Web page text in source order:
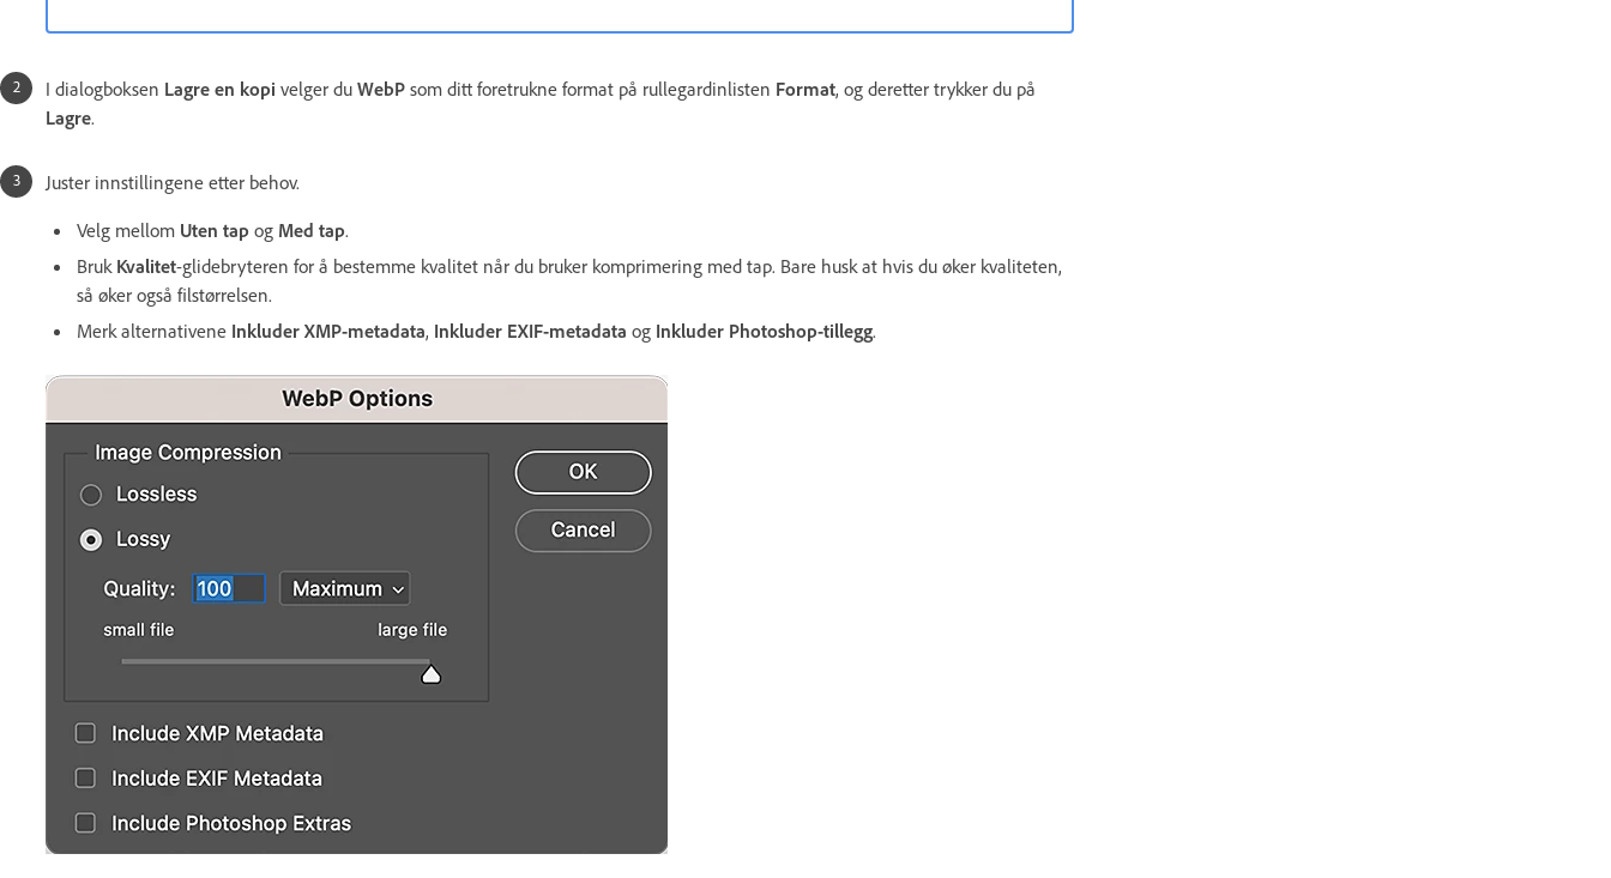
I dialogboksen Lagre en kopi velger du WebP som ditt foretrukne format på rullegardinlisten Format, og deretter trykker du på
Lagre.
Juster innstillingene etter behov.
Velg mellom Uten tap og Med tap.
Bruk Kvalitet-glidebryteren for å bestemme kvalitet når du bruker komprimering med tap. Bare husk at hvis du øker kvaliteten,
så øker også filstørrelsen.
Merk alternativene Inkluder XMP-metadata, Inkluder EXIF-metadata og Inkluder Photoshop-tillegg.